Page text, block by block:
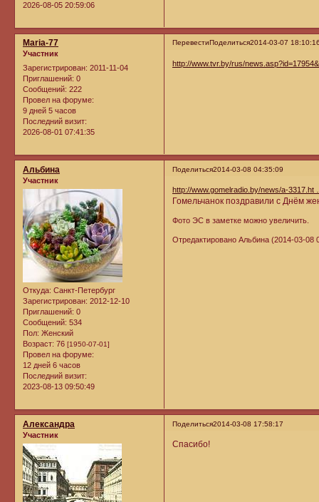
2026-08-05 20:59:06
ПеревестиПоделиться2014-03-07
Maria-77
Участник
Зарегистрирован: 2011-11-04
Приглашений: 0
Сообщений: 222
Провел на форуме:
9 дней 5 часов
Последний визит:
2026-08-01 07:41:35
http://www.tvr.by/rus/
Поделиться2014-03-08 04:35:09
Альбина
Участник
Откуда: Санкт-Петербург
Зарегистрирован: 2012-12-10
Приглашений: 0
Сообщений: 534
Пол: Женский
Возраст: 76 [1950-07-01]
Провел на форуме:
12 дней 6 часов
Последний визит:
2023-08-13 09:50:49
http://www.gomelradio.by/news/a-3317.ht
Гомельчанок поздравили с Днём
Фото ЭС в заметке можно увеличить.
Отредактировано Альбина (2014-03-08
Поделиться2014-03-08 17:58:17
Александра
Участник
Спасибо!